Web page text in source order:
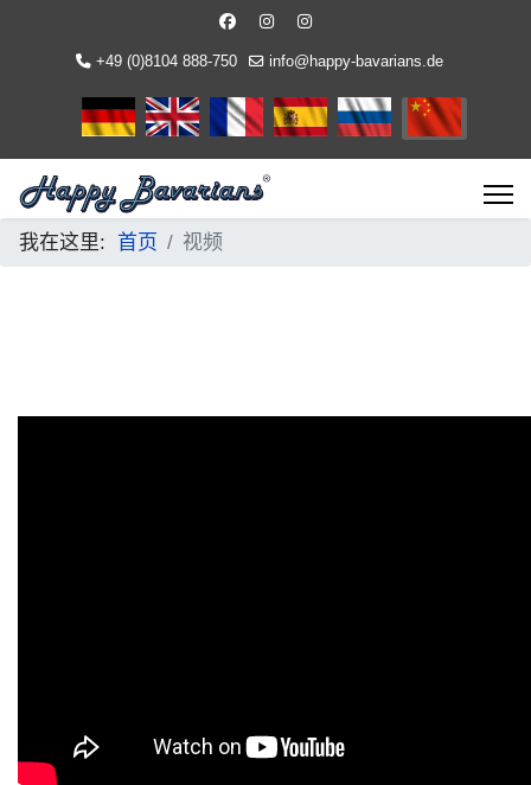
+49 (0)8104 888-750 info@happy-bavarians.de
选择你的语音
我在这里: 首页 视频